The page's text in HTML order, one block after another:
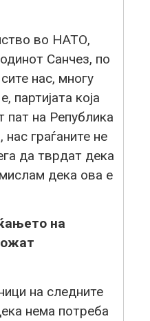
во НАТО,
Санчез, по
нас, многу
која
пат на Република
граѓаните не
да тврдат дека
дека ова е
на
на следните
нема потреба